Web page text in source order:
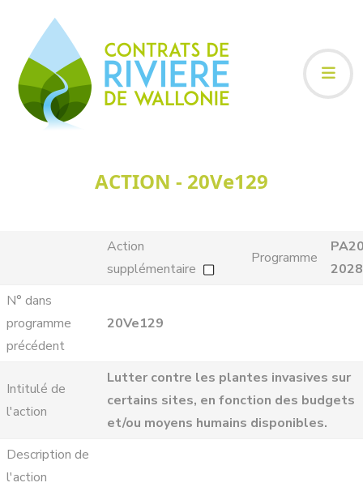
ACTION - 20Ve129
Action
supplémentaire
Programme
2028
N° dans
programme
précédent
20Ve129
Intitulé de
l'action
Lutter contre les plantes invasives sur
certains sites, en fonction des budgets
et/ou moyens humains disponibles.
Description de
l'action